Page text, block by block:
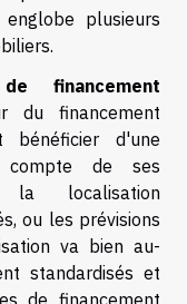
plusieurs
financement
financement
bénéficier d'une
compte de ses
localisation
ou les prévisions
va bien au-
standardisés et